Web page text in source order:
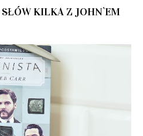
KILKA Z JOHN`EM